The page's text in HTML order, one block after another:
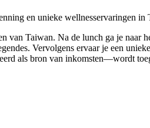
Taiwan. Na de lunch ga je naar
Vervolgens ervaar je een
als bron van inkomsten—wordt